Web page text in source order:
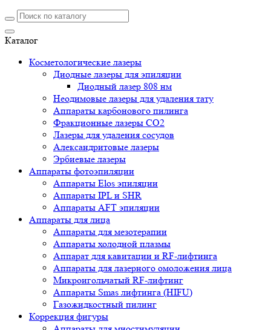
Каталог
Косметологические лазеры
Диодные лазеры для эпиляции
Диодный лазер 808 нм
Неодимовые лазеры для удаления тату
Аппараты карбонового пилинга
Фракционные лазеры CO2
Лазеры для удаления сосудов
Александритовые лазеры
Эрбиевые лазеры
Аппараты фотоэпиляции
Аппараты Elos эпиляции
Аппараты IPL и SHR
Аппараты AFT эпиляции
Аппараты для лица
Аппараты для мезотерапии
Аппараты холодной плазмы
Аппарат для кавитации и RF-лифтинга
Аппараты для лазерного омоложения лица
Микроигольчатый RF-лифтинг
Аппараты Smas лифтинга (HIFU)
Газожидкостный пилинг
Коррекция фигуры